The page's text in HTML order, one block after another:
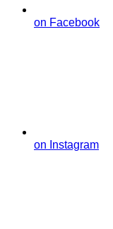
on Facebook
on Instagram